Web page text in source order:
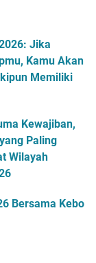
Jika
Kamu Akan
Memiliki
Kewajiban,
Paling
Wilayah
Bersama Kebo